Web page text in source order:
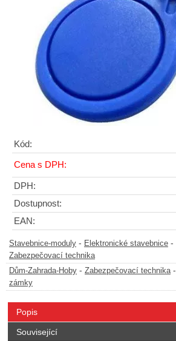
Kód:
Cena s DPH:
DPH:
Dostupnost:
EAN:
Stavebnice-moduly - Elektronické stavebnice -
Zabezpečovací technika
Dům-Zahrada-Hoby - Zabezpečovací technika-
zámky
Popis
Související